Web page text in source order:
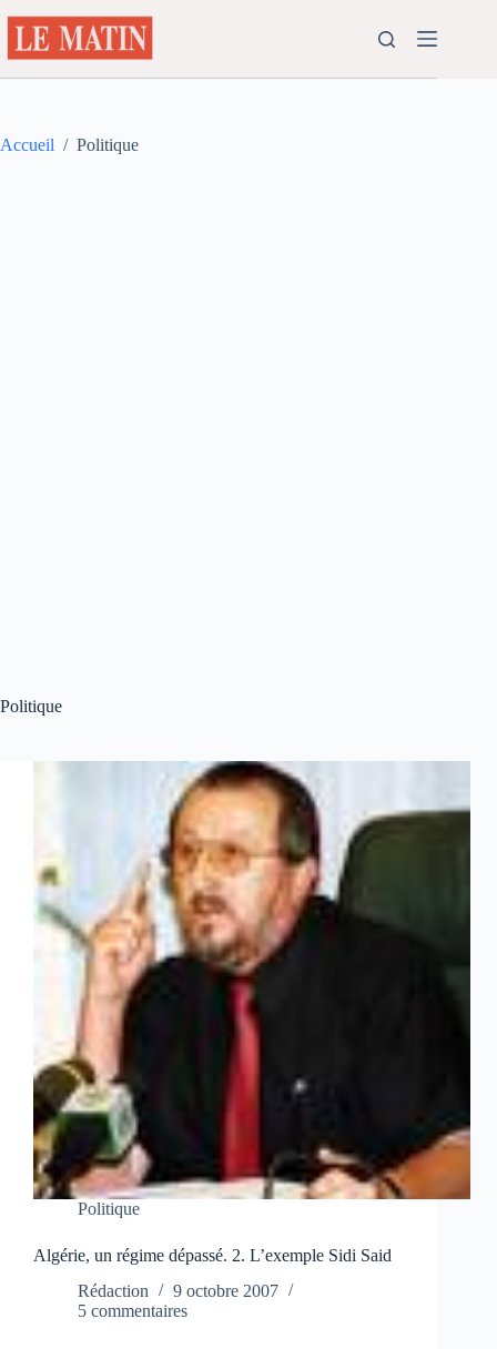
au
contenu
Accueil / Politique
Politique
Politique
Algérie, un régime dépassé. 2. L’exemple Sidi Said
Rédaction
9 octobre 2007
5 commentaires